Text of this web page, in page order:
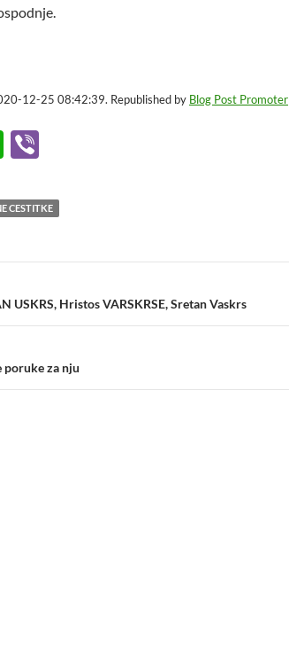
12-25 08:42:39. Republished by Blog Post Promoter
W
at
s
A
p
er
CESTITKE
USKRS, Hristos VARSKRSE, Sretan Vaskrs
poruke za nju